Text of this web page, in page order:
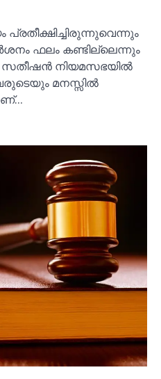
ഫലം കണ്ടില്ലെന്നും
സതീഷന്‍ നിയമസഭയില്‍
മനസ്സില്‍